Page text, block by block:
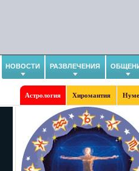
НОВОСТИ РАЗВЛЕЧЕНИЯ
Астрология Хиромантия